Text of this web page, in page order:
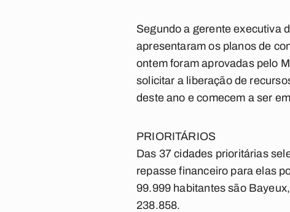
Segundo a gerente executiva
apresentaram os planos de
ontem foram aprovadas pelo
solicitar a liberação de
deste ano e comecem a ser
PRIORITÁRIOS
Das 37 cidades prioritárias
repasse financeiro para elas
99.999 habitantes são
238.858.